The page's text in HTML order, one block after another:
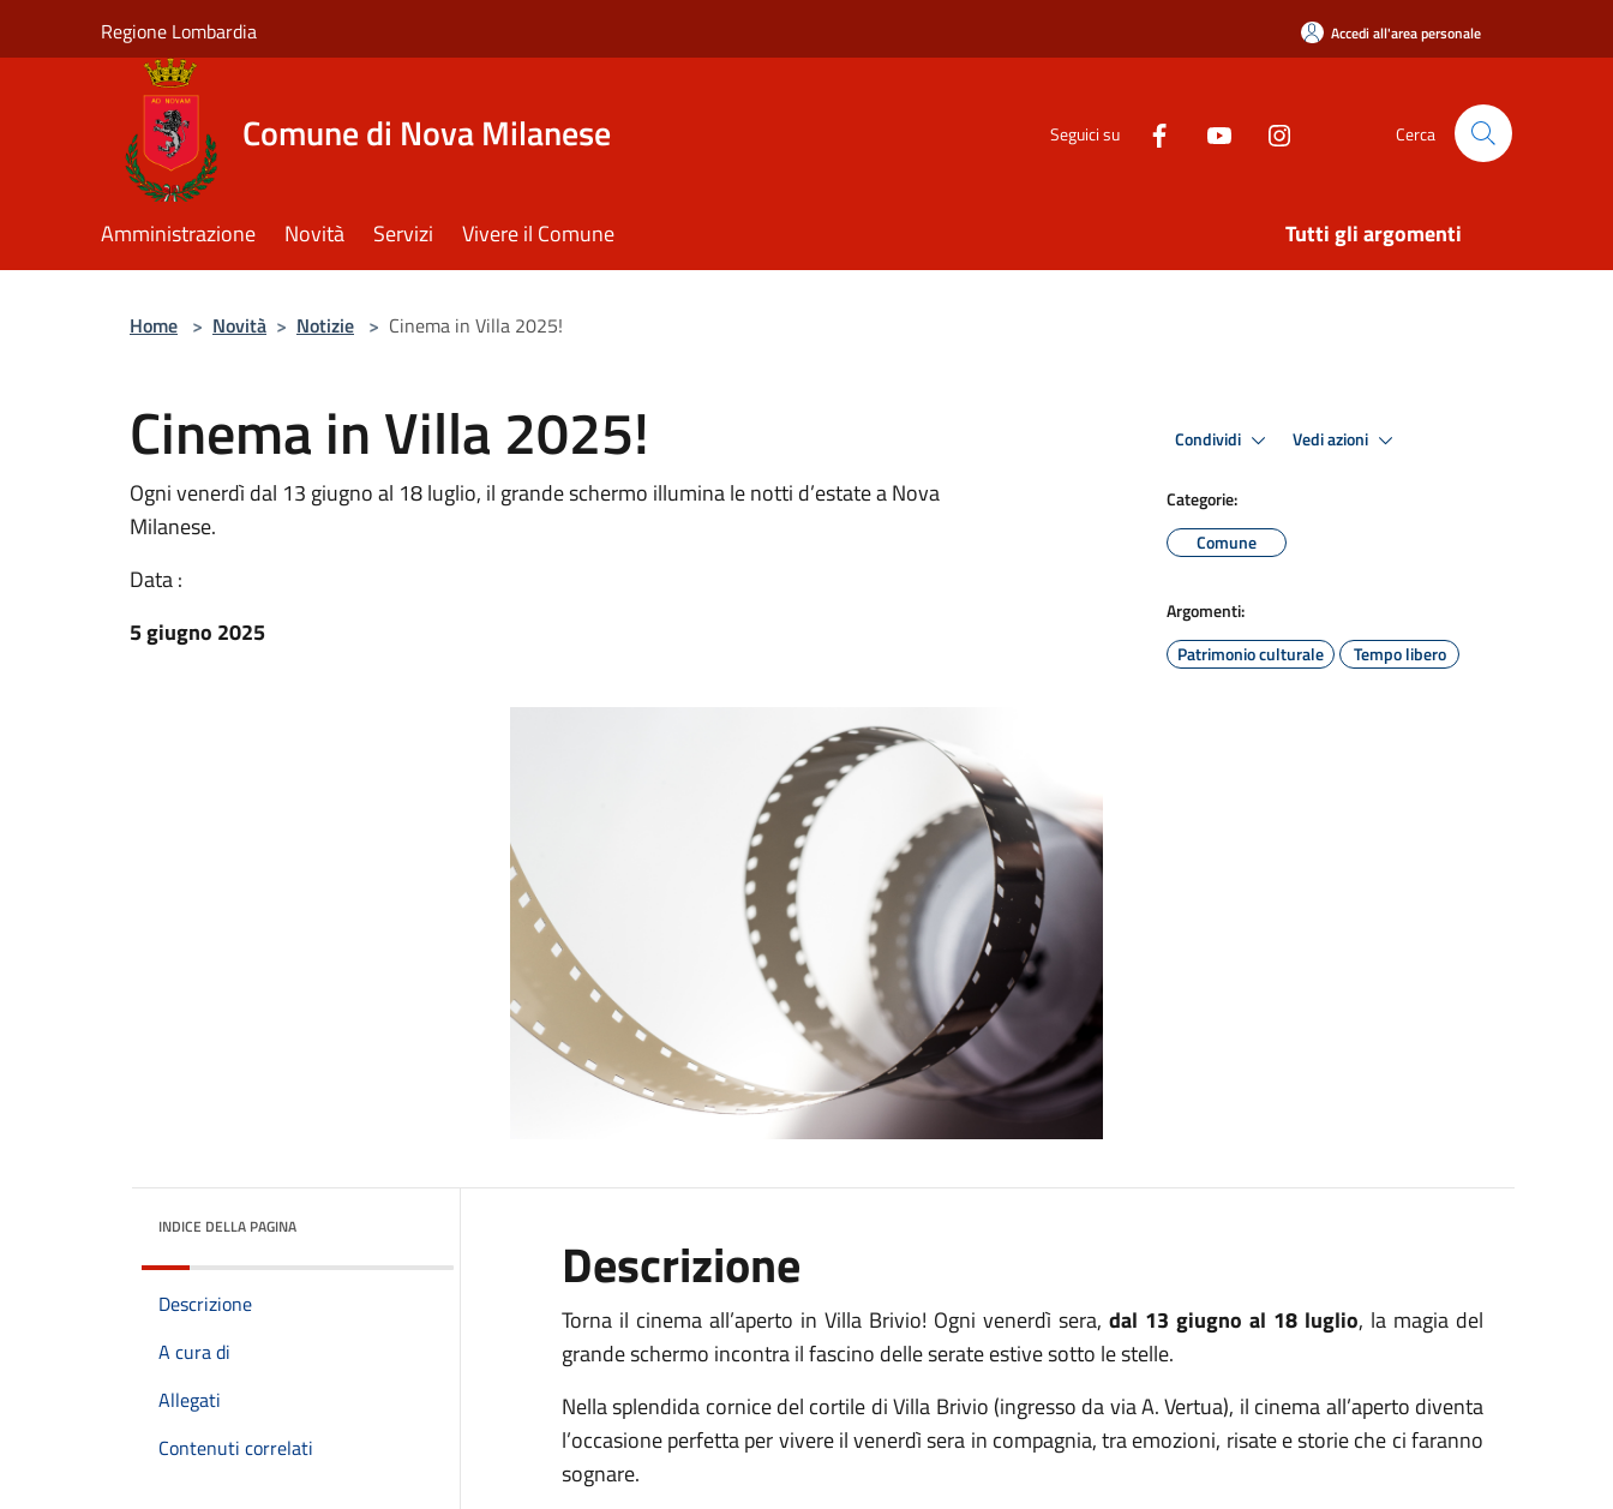
Regione Lombardia Accedi all'area personale
Comune di Nova Milanese Seguici su Cerca
Amministrazione Novità Servizi Vivere il Comune Tutti gli argomenti
Home > Novità > Notizie > Cinema in Villa 2025!
Cinema in Villa 2025!
Ogni venerdì dal 13 giugno al 18 luglio, il grande schermo illumina le notti d’estate a Nova
Milanese.
Data :
5 giugno 2025
Condividi Vedi azioni
Categorie:
Comune
Argomenti:
Patrimonio culturale
Tempo libero
INDICE DELLA PAGINA
Descrizione
A cura di
Allegati
Contenuti correlati
Descrizione
Torna il cinema all’aperto in Villa Brivio! Ogni venerdì sera, dal 13 giugno al 18 luglio, la magia del
grande schermo incontra il fascino delle serate estive sotto le stelle.
Nella splendida cornice del cortile di Villa Brivio (ingresso da via A. Vertua), il cinema all’aperto diventa
l’occasione perfetta per vivere il venerdì sera in compagnia, tra emozioni, risate e storie che ci faranno
sognare.